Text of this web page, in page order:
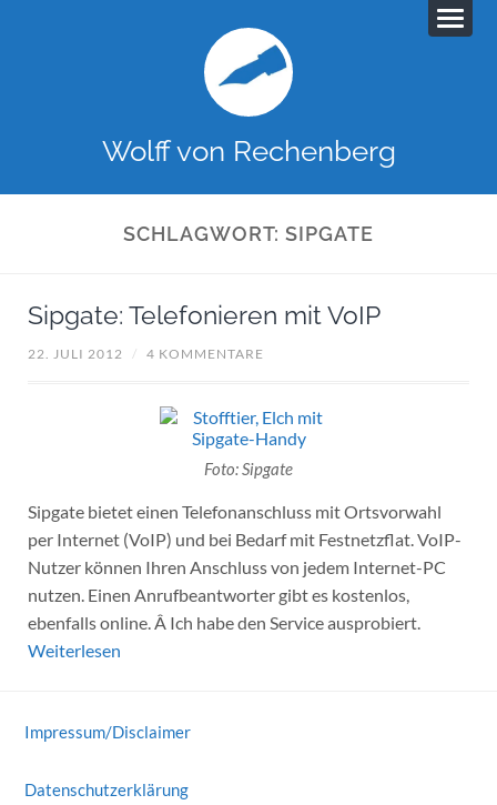
Wolff von Rechenberg
SCHLAGWORT:SIPGATE
Sipgate: Telefonieren mit VoIP
22. JULI 2012 / 4 KOMMENTARE
Foto: Sipgate
Sipgate bietet einen Telefonanschluss mit Ortsvorwahl
per Internet (VoIP) und bei Bedarf mit Festnetzflat. VoIP-
Nutzer können Ihren Anschluss von jedem Internet-PC
nutzen. Einen Anrufbeantworter gibt es kostenlos,
ebenfalls online. Â Ich habe den Service ausprobiert.
Weiterlesen
Impressum/Disclaimer
Datenschutzerklärung